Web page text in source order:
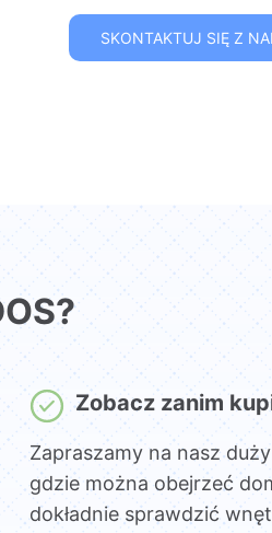
SKONTAKTUJ SIĘ Z
Zobacz zanim
Zapraszamy na nasz
gdzie można obejrzeć
dokładnie sprawdzić